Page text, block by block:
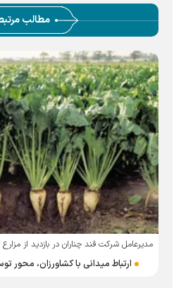
مطالب
مدیرعامل شرکت قند چناران در بازدید از
ارتباط میدانی با کشاورزان، محور